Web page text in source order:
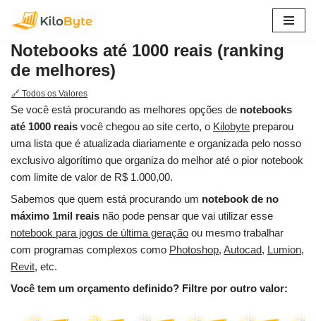
para
o
conteúdo
Notebooks até 1000 reais (ranking
de melhores)
🔗 Todos os Valores
Se você está procurando as melhores opções de notebooks
até 1000 reais você chegou ao site certo, o Kilobyte preparou
uma lista que é atualizada diariamente e organizada pelo nosso
exclusivo algorítimo que organiza do melhor até o pior notebook
com limite de valor de R$ 1.000,00.
Sabemos que quem está procurando um notebook de no
máximo 1mil reais não pode pensar que vai utilizar esse
notebook para jogos de última geração ou mesmo trabalhar
com programas complexos como Photoshop, Autocad, Lumion,
Revit, etc.
Você tem um orçamento definido? Filtre por outro valor: